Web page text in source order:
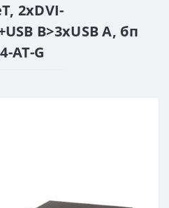
2xDVI-
B>3xUSB A, бп
AT-G